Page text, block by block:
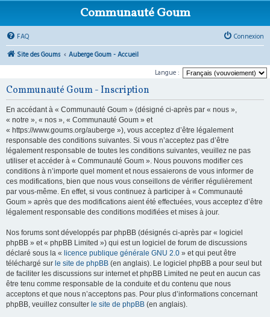
Communauté Goum
FAQ
Connexion
Site des Goums
Auberge Goum - Accueil
Langue :
Communauté Goum - Inscription
En accédant à « Communauté Goum » (désigné ci-après par « nous »,
« notre », « nos », « Communauté Goum » et
« https://www.goums.org/auberge »), vous acceptez d’être légalement
responsable des conditions suivantes. Si vous n’acceptez pas d’être
légalement responsable de toutes les conditions suivantes, veuillez ne pas
utiliser et accéder à « Communauté Goum ». Nous pouvons modifier ces
conditions à n’importe quel moment et nous essaierons de vous informer de
ces modifications, bien que nous vous conseillons de vérifier régulièrement
par vous-même. En effet, si vous continuez à participer à « Communauté
Goum » après que des modifications aient été effectuées, vous acceptez d’être
légalement responsable des conditions modifiées et mises à jour.
Nos forums sont développés par phpBB (désignés ci-après par « logiciel
phpBB » et « phpBB Limited ») qui est un logiciel de forum de discussions
déclaré sous la « licence publique générale GNU 2.0 » et qui peut être
téléchargé sur le site de phpBB (en anglais). Le logiciel phpBB a pour seul but
de faciliter les discussions sur internet et phpBB Limited ne peut en aucun cas
être tenu comme responsable de la conduite et du contenu que nous
acceptons et que nous n’acceptons pas. Pour plus d’informations concernant
phpBB, veuillez consulter le site de phpBB (en anglais).